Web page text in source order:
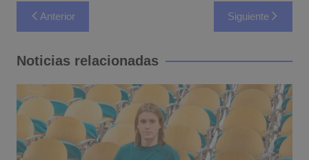
Navegación
de
entradas
Anterior Siguiente
Noticias relacionadas